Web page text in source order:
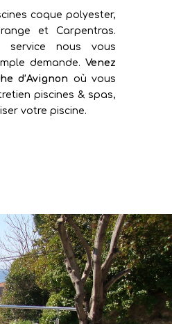
coque polyester,
et Carpentras.
service nous vous
demande.Venez
d’Avignon où vous
piscines & spas,
votre piscine.